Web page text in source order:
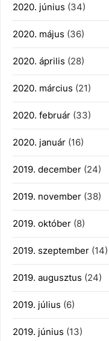
2020. június (34)
2020. május (36)
2020. április (28)
2020. március (21)
2020. február (33)
2020. január (16)
2019. december (24)
2019. november (38)
2019. október (8)
2019. szeptember (14)
2019. augusztus (24)
2019. július (6)
2019. június (13)